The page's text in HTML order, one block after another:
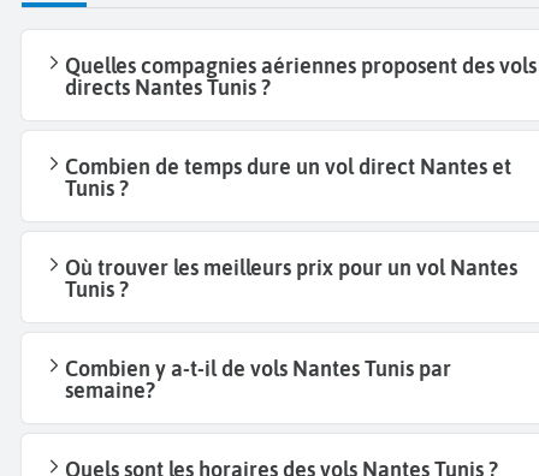
Quelles compagnies aériennes proposent des vols
directs Nantes Tunis ?
Combien de temps dure un vol direct Nantes et
Tunis ?
Où trouver les meilleurs prix pour un vol Nantes
Tunis ?
Combien y a-t-il de vols Nantes Tunis par
semaine?
Quels sont les horaires des vols Nantes Tunis ?